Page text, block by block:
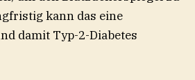
kann das eine
damit Typ-2-Diabetes